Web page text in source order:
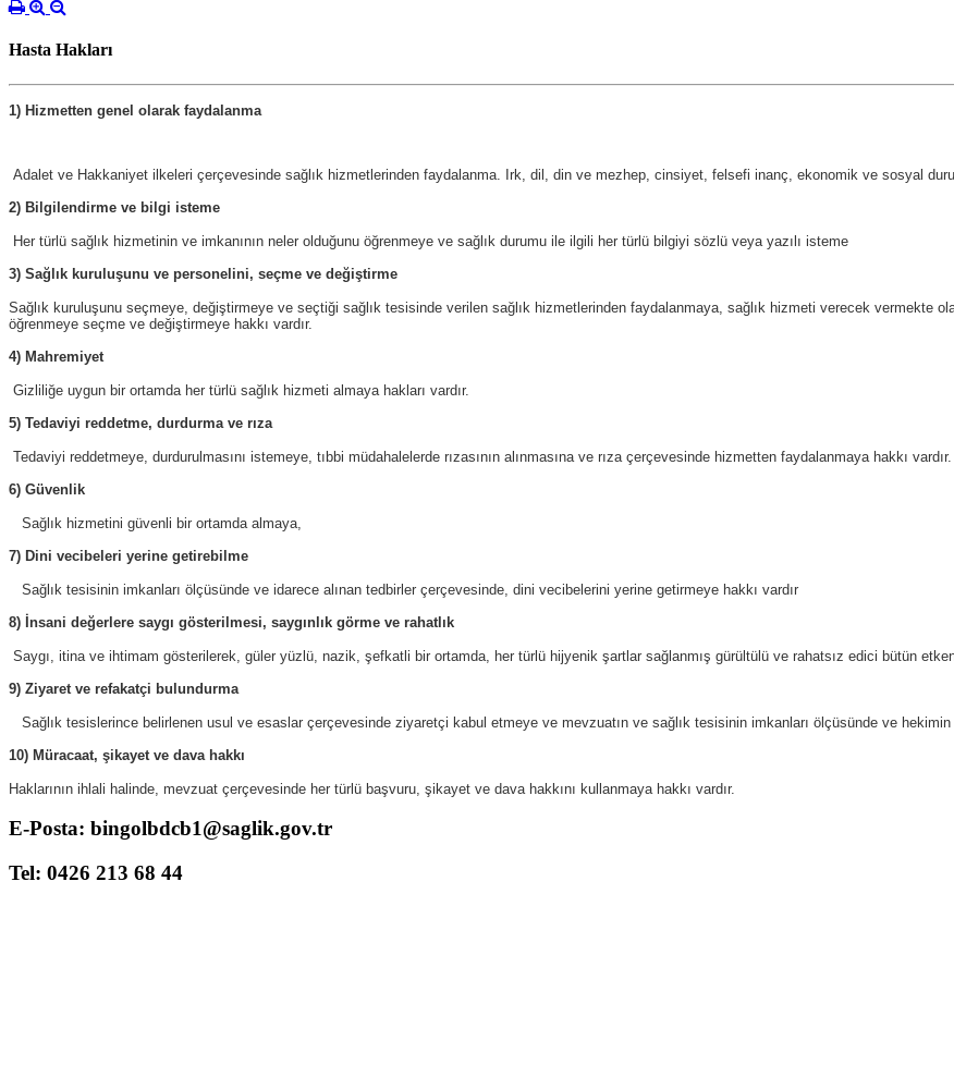
Hasta Hakları
1) Hizmetten genel olarak faydalanma
Adalet ve Hakkaniyet ilkeleri çerçevesinde sağlık hizmetlerinden faydalanma. Irk, dil, din ve mezhep, cinsiyet, felsefi inanç, ekonomik ve sosyal
2) Bilgilendirme ve bilgi isteme
Her türlü sağlık hizmetinin ve imkanının neler olduğunu öğrenmeye ve sağlık durumu ile ilgili her türlü bilgiyi sözlü veya yazılı isteme
3) Sağlık kuruluşunu ve personelini, seçme ve değiştirme
Sağlık kuruluşunu seçmeye, değiştirmeye ve seçtiği sağlık tesisinde verilen sağlık hizmetlerinden faydalanmaya, sağlık hizmeti verecek vermekte
öğrenmeye seçme ve değiştirmeye hakkı vardır.
4) Mahremiyet
Gizliliğe uygun bir ortamda her türlü sağlık hizmeti almaya hakları vardır.
5) Tedaviyi reddetme, durdurma ve rıza
Tedaviyi reddetmeye, durdurulmasını istemeye, tıbbi müdahalelerde rızasının alınmasına ve rıza çerçevesinde hizmetten faydalanmaya hakkı vardır.
6) Güvenlik
Sağlık hizmetini güvenli bir ortamda almaya,
7) Dini vecibeleri yerine getirebilme
Sağlık tesisinin imkanları ölçüsünde ve idarece alınan tedbirler çerçevesinde, dini vecibelerini yerine getirmeye hakkı vardır
8) İnsani değerlere saygı gösterilmesi, saygınlık görme ve rahatlık
Saygı, itina ve ihtimam gösterilerek, güler yüzlü, nazik, şefkatli bir ortamda, her türlü hijyenik şartlar sağlanmış gürültülü ve rahatsız edici bütün
9) Ziyaret ve refakatçi bulundurma
Sağlık tesislerince belirlenen usul ve esaslar çerçevesinde ziyaretçi kabul etmeye ve mevzuatın ve sağlık tesisinin imkanları ölçüsünde ve hekimin
10) Müracaat, şikayet ve dava hakkı
Haklarının ihlali halinde, mevzuat çerçevesinde her türlü başvuru, şikayet ve dava hakkını kullanmaya hakkı vardır.
E-Posta: bingolbdcb1@saglik.gov.tr
Tel: 0426 213 68 44